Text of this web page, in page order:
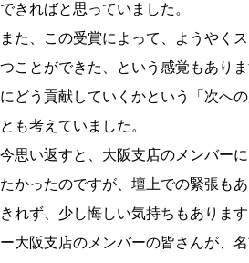
できればと思っていました。
また、この受賞によって、ようやく
つことができた、という感覚もあり
にどう貢献していくかという「次へ
とも考えていました。
今思い返すと、大阪支店のメンバー
たかったのですが、壇上での緊張も
きれず、少し悔しい気持ちもあります
ー大阪支店のメンバーの皆さんが、